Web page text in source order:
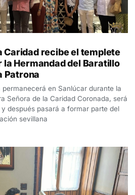
Caridad recibe el templete
la Hermandad del Baratillo
Patrona
en Sanlúcar durante la
Señora de la Caridad Coronada, será
después pasará a formar parte del
sevillana